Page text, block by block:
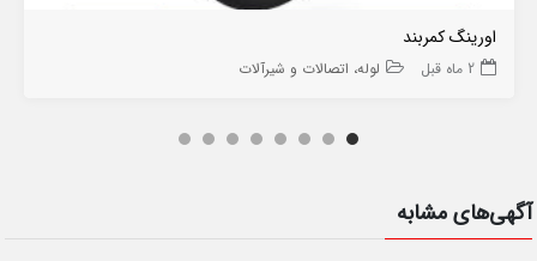
اورینگ کمربند
2 ماه قبل لوله، اتصالات و شیرآلات
آگهی‌های مشابه